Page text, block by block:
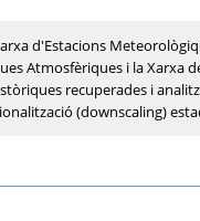
d'Estacions
Atmosfèriques i la Xarxa
recuperades i
(downscaling)